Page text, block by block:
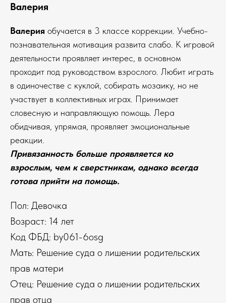
Валерия
Валерия обучается в 3 классе коррекции. Учебно-
познавательная мотивация развита слабо. К игровой
деятельности проявляет интерес, в основном
проходит под руководством взрослого. Любит играть
в одиночестве с куклой, собирать мозаику, но не
участвует в коллективных играх. Принимает
словесную и направляющую помощь. Лера
обидчивая, упрямая, проявляет эмоциональные
реакции.
Привязанность больше проявляется ко
взрослым, чем к сверстникам, однако всегда
готова прийти на помощь.
Пол: Девочка
Возраст: 14 лет
Код ФБД: by061-6osg
Мать: Решение суда о лишении родительских
прав матери
Отец: Решение суда о лишении родительских
прав отца